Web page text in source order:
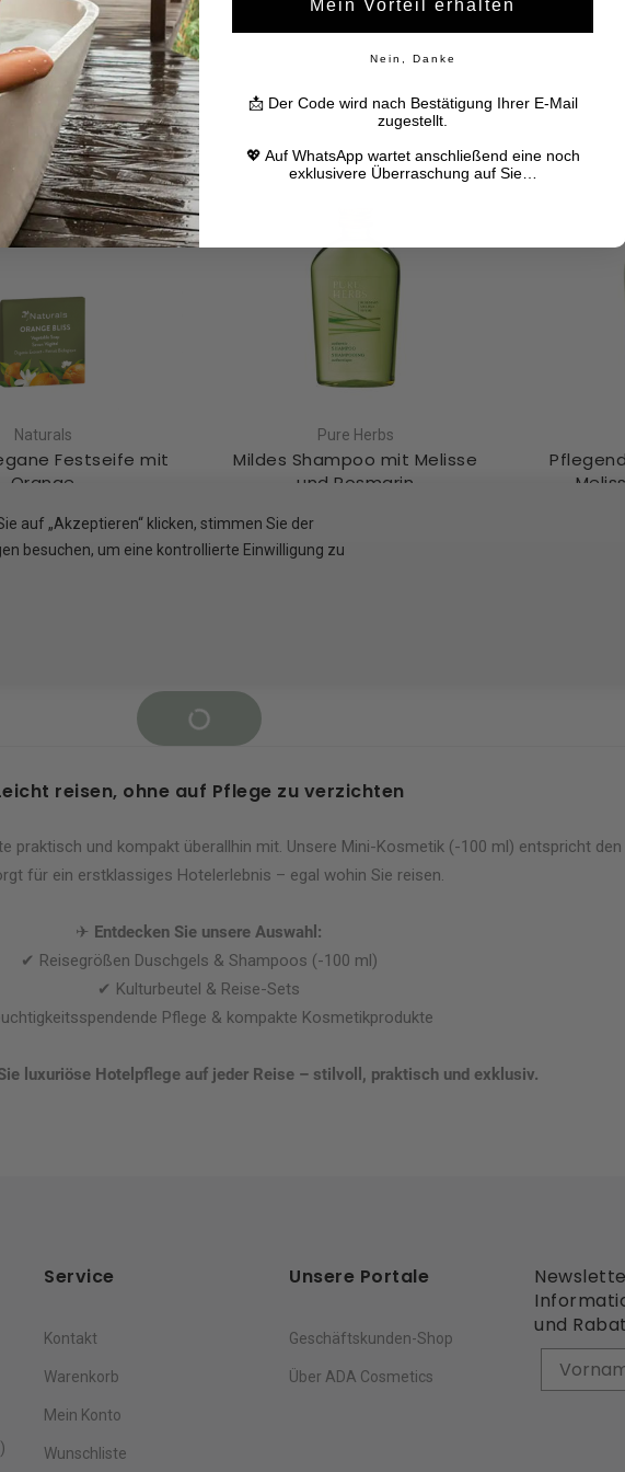
111.33€/L
Warenkorb
Naturals
Festseife mit
Orange
3,19 €
212.67€/Kg
Pure Herbs
Mildes Shampoo mit Melisse
und Rosmarin
reisen, ohne auf Pflege zu verzichten
praktisch und kompakt überallhin mit. Unsere Mini-Kosmetik (-100 ml) entspricht
für ein erstklassiges Hotelerlebnis – egal wohin Sie reisen.
✈ Entdecken Sie unsere Auswahl:
✔ Reisegrößen Duschgels & Shampoos (-100 ml)
✔ Kulturbeutel & Reise-Sets
Pflege & kompakte Kosmetikprodukte
luxuriöse Hotelpflege auf jeder Reise – stilvoll, praktisch und exklusiv.
Service
Kontakt
Warenkorb
Mein Konto
Wunschliste
Unsere Portale
Geschäftskunden-Shop
Über ADA Cosmetics
und
auf „Akzeptieren“ klicken, stimmen Sie der
besuchen, um eine kontrollierte Einwilligung zu
Mein Vorteil erhalten
Nein, Danke
📩 Der Code wird nach Bestätigung Ihrer E-Mail
zugestellt.
💖 Auf WhatsApp wartet anschließend eine noch
exklusivere Überraschung auf Sie…